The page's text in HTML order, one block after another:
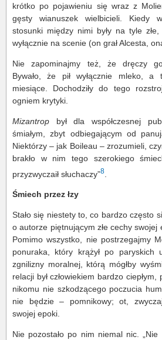
krótko po pojawieniu się wraz z
gęsty wianuszek wielbicieli. Kiedy
stosunki między nimi były na tyle
wyłącznie na scenie (on grał Alcesta,
Nie zapominajmy też, że dręczy go
Bywało, że pił wyłącznie mleko, a
miesiące. Dochodziły do tego
ogniem krytyki.
Mizantrop był dla współczesnej
śmiałym, zbyt odbiegającym od
Niektórzy – jak Boileau – zrozumieli,
brakło w nim tego szerokiego
przyzwyczaił słuchaczy”8
Śmiech przez łzy
Stało się niestety to, co bardzo często
o autorze piętnującym złe cechy swojej
Pomimo wszystko, nie postrzegajmy
ponuraka, który krążył po paryskich
zgnilizny moralnej, którą mógłby
relacji był człowiekiem bardzo
nikomu nie szkodzącego poczucia
nie będzie – pomnikowy; ot,
swojej epoki.
Nie pozostało po nim niemal nic.